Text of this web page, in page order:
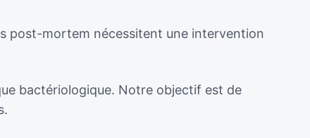
post-mortem nécessitent une intervention
bactériologique. Notre objectif est de